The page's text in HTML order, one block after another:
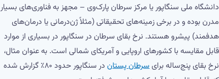
دانشگاه ملی سنگاپور یا مرکز سرطان پارک‌وی – مجهز به فناوری‌های بسیار
مدرن بوده و در برخی زمینه‌های تحقیقاتی (مثلاً ژن‌درمانی یا درمان‌های
هدفمند) پیشرو هستند. نرخ بقای سرطان در سنگاپور در بسیاری از موارد
قابل مقایسه با کشورهای اروپایی و آمریکای شمالی است. به عنوان مثال،
نرخ بقای پنج‌ساله برایسرطان پستان
در سنگاپور حدود ۸۰٪ گزارش شده